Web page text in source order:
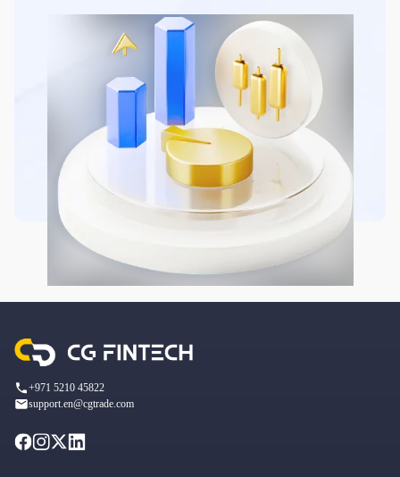
+971 5210 45822
support.en@cgtrade.com